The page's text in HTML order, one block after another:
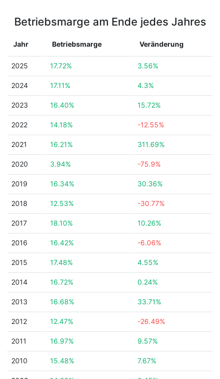
Betriebsmarge am Ende jedes Jahres
Jahr Betriebsmarge Veränderung
2025 17.72% 3.56%
2024 17.11% 4.3%
2023 16.40% 15.72%
2022 14.18% -12.55%
2021 16.21% 311.69%
2020 3.94% -75.9%
2019 16.34% 30.36%
2018 12.53% -30.77%
2017 18.10% 10.26%
2016 16.42% -6.06%
2015 17.48% 4.55%
2014 16.72% 0.24%
2013 16.68% 33.71%
2012 12.47% -26.49%
2011 16.97% 9.57%
2010 15.48% 7.67%